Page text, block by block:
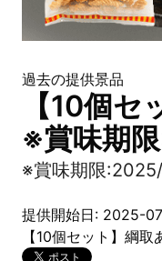
過去の提供景品
【10個
※賞味期
※賞味期限
提供開始日: 2025-
【10個セット】綱取